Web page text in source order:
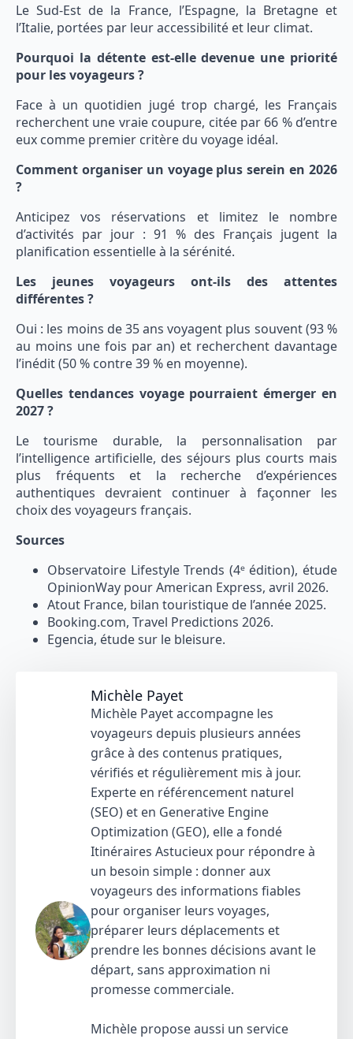
Le Sud-Est de la France, l’Espagne, la Bretagne et
l’Italie, portées par leur accessibilité et leur climat.
Pourquoi la détente est-elle devenue une priorité
pour les voyageurs ?
Face à un quotidien jugé trop chargé, les Français
recherchent une vraie coupure, citée par 66 % d’entre
eux comme premier critère du voyage idéal.
Comment organiser un voyage plus serein en 2026
?
Anticipez vos réservations et limitez le nombre
d’activités par jour : 91 % des Français jugent la
planification essentielle à la sérénité.
Les jeunes voyageurs ont-ils des attentes
différentes ?
Oui : les moins de 35 ans voyagent plus souvent (93 %
au moins une fois par an) et recherchent davantage
l’inédit (50 % contre 39 % en moyenne).
Quelles tendances voyage pourraient émerger en
2027 ?
Le tourisme durable, la personnalisation par
l’intelligence artificielle, des séjours plus courts mais
plus fréquents et la recherche d’expériences
authentiques devraient continuer à façonner les
choix des voyageurs français.
Sources
Observatoire Lifestyle Trends (4ᵉ édition), étude
OpinionWay pour American Express, avril 2026.
Atout France, bilan touristique de l’année 2025.
Booking.com, Travel Predictions 2026.
Egencia, étude sur le bleisure.
Michèle Payet
Michèle Payet accompagne les
voyageurs depuis plusieurs années
grâce à des contenus pratiques,
vérifiés et régulièrement mis à jour.
Experte en référencement naturel
(SEO) et en Generative Engine
Optimization (GEO), elle a fondé
Itinéraires Astucieux pour répondre à
un besoin simple : donner aux
voyageurs des informations fiables
pour organiser leurs voyages,
préparer leurs déplacements et
prendre les bonnes décisions avant le
départ, sans approximation ni
promesse commerciale.
Michèle propose aussi un service